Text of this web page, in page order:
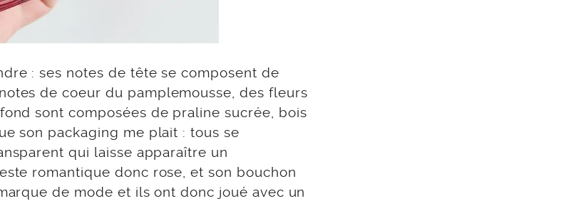
: ses notes de tête se composent de
de coeur du pamplemousse, des fleurs
sont composées de praline sucrée, bois
son packaging me plait : tous se
qui laisse apparaître un
romantique donc rose, et son bouchon
de mode et ils ont donc joué avec un